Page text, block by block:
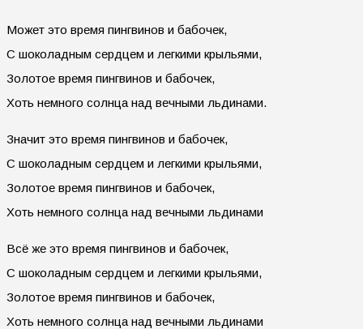
Может это время пингвинов и бабочек,
С шоколадным сердцем и легкими крыльями,
Золотое время пингвинов и бабочек,
Хоть немного солнца над вечными льдинами.
Значит это время пингвинов и бабочек,
С шоколадным сердцем и легкими крыльями,
Золотое время пингвинов и бабочек,
Хоть немного солнца над вечными льдинами
Всё же это время пингвинов и бабочек,
С шоколадным сердцем и легкими крыльями,
Золотое время пингвинов и бабочек,
Хоть немного солнца над вечными льдинами